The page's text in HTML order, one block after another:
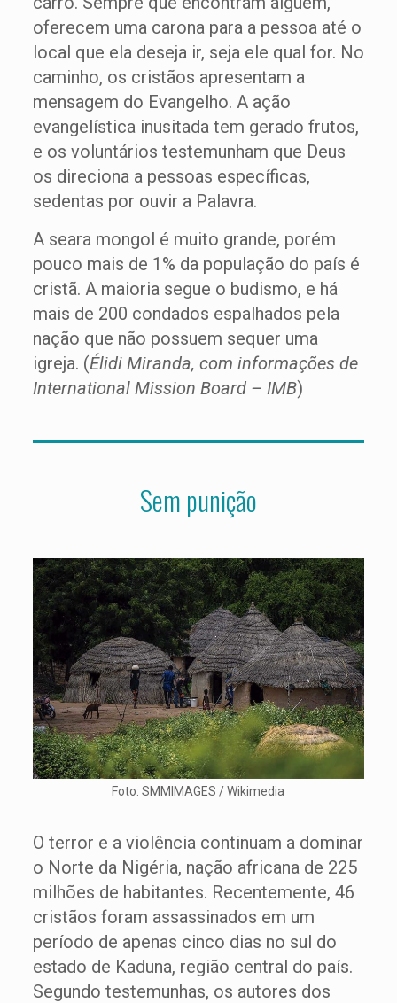
oferecem uma carona para a pessoa até o
local que ela deseja ir, seja ele qual for. No
caminho, os cristãos apresentam a
mensagem do Evangelho. A ação
evangelística inusitada tem gerado frutos,
e os voluntários testemunham que Deus
os direciona a pessoas específicas,
sedentas por ouvir a Palavra.
A seara mongol é muito grande, porém
pouco mais de 1% da população do país é
cristã. A maioria segue o budismo, e há
mais de 200 condados espalhados pela
nação que não possuem sequer uma
igreja. (Élidi Miranda, com informações de
International Mission Board – IMB)
Sem punição
Foto: SMMIMAGES / Wikimedia
O terror e a violência continuam a dominar
o Norte da Nigéria, nação africana de 225
milhões de habitantes. Recentemente, 46
cristãos foram assassinados em um
período de apenas cinco dias no sul do
estado de Kaduna, região central do país.
Segundo testemunhas, os autores dos